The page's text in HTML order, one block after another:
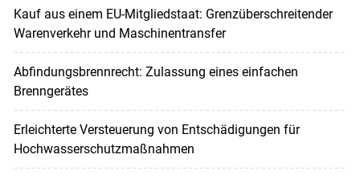
Kauf aus einem EU-Mitgliedstaat: Grenzüberschreitender
Warenverkehr und Maschinentransfer
Abfindungsbrennrecht: Zulassung eines einfachen
Brenngerätes
Erleichterte Versteuerung von Entschädigungen für
Hochwasserschutzmaßnahmen